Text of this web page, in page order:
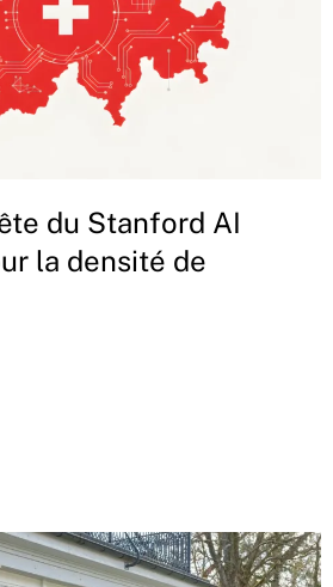
du Stanford AI
la densité de